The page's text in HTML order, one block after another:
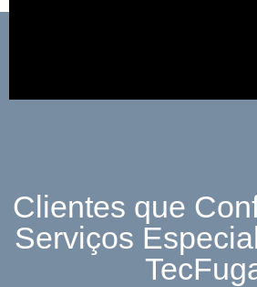
Clientes que
Serviços